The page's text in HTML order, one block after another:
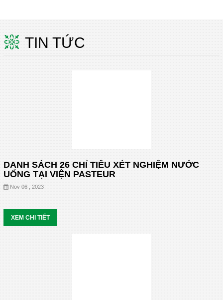
TIN TỨC
DANH SÁCH 26 CHỈ TIÊU XÉT NGHIỆM NƯỚC
UỐNG TẠI VIỆN PASTEUR
Nov 06 , 2023
XEM CHI TIẾT